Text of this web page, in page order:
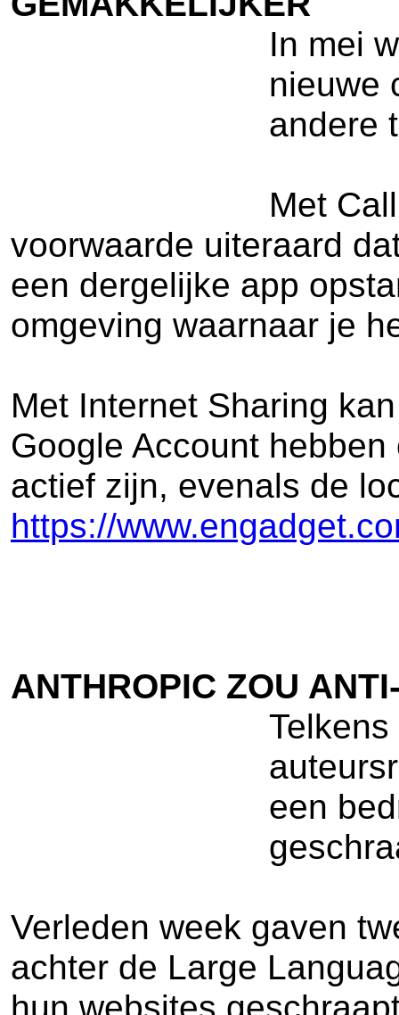
In mei
nieuwe
andere
Met
voorwaarde uiteraard
een dergelijke app
omgeving waarnaar je
Met Internet Sharing
Google Account
actief zijn, evenals de
https://
ANTHROPIC ZOU
een
Verleden week gaven
achter de Large